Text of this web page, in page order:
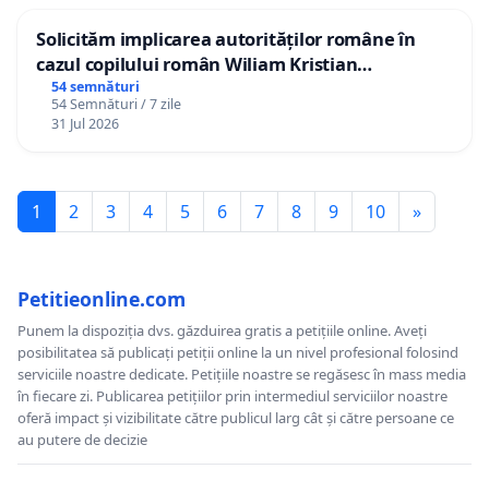
Solicităm implicarea autorităților române în
cazul copilului român Wiliam Kristian
Gheorghe, aflat în plasament în Danemarca de
12 ani
54 semnături
54 Semnături / 7 zile
31 Jul 2026
1 2 3 4 5 6 7 8 9 10 »
Petitieonline.com
Punem la dispoziția dvs. găzduirea gratis a petițiile online. Aveți
posibilitatea să publicați petiții online la un nivel profesional folosind
serviciile noastre dedicate. Petițiile noastre se regăsesc în mass media
în fiecare zi. Publicarea petițiilor prin intermediul serviciilor noastre
oferă impact și vizibilitate către publicul larg cât și către persoane ce
au putere de decizie